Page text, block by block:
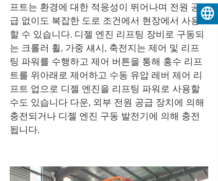
프트는 환경에 대한 적응성이 뛰어나며 전원 공
급 없이도 복잡한 도로 조건에서 현장에서 사용
할 수 있습니다. 디젤 엔진 리프팅 장비로 구동되
는 크롤러 휠, 가중 섀시, 축전지는 제어 및 리프
팅 파워를 수행하고 제어 버튼을 통해 홍수 리프
트를 위아래로 제어하고 수동 유압 레버 제어 리
프트 업으로 디젤 엔진을 리프팅 파워로 사용할
수도 있습니다 다운, 외부 전원 공급 장치에 의해
충전되거나 디젤 엔진 구동 발전기에 의해 충전
됩니다.
한국어